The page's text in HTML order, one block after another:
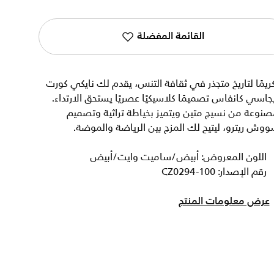
القائمة المفضلة
لتاريخ متجذر في ثقافة التنس، يقدم لك نايكي كورت
كانفاس تصميمًا كلاسيكيًا عصريًا يستحق الارتداء.
من نسيج متين ويتميز بخياطة تراثية وتصميم
ريترو، ليتيح لك المزج بين الرياضة والموضة.
اللون المعروض: أبيض/ساميت وايت/أبيض
رقم الإصدار: CZ0294-100
عرض معلومات المنتج